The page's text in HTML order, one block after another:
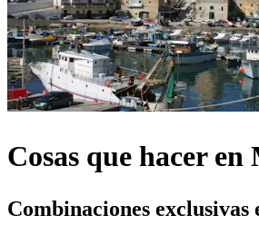
Cosas que hacer
Combinaciones